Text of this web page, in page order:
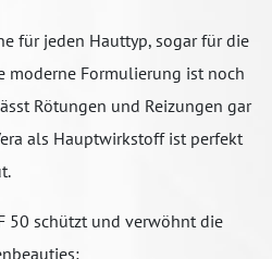
für jeden Hauttyp, sogar für die
moderne Formulierung ist noch
Rötungen und Reizungen gar
als Hauptwirkstoff ist perfekt
50 schützt und verwöhnt die